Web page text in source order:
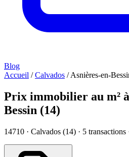
Blog
Accueil / Calvados / Asnières-en-
Prix immobilier au m²
Bessin (14)
14710 · Calvados (14) · 5 transactions